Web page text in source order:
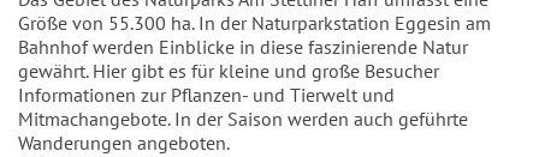
Größe von 55.300 ha. In der Naturparkstation Eggesin am
Bahnhof werden Einblicke in diese faszinierende Natur
gewährt. Hier gibt es für kleine und große Besucher
Informationen zur Pflanzen- und Tierwelt und
Mitmachangebote. In der Saison werden auch geführte
Wanderungen angeboten.